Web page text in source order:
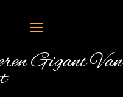
Gigant Van